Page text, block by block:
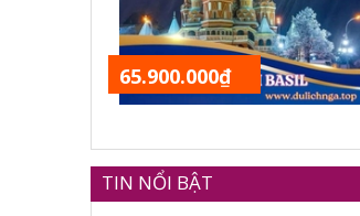
65.900.000₫
TIN NỔI BẬT